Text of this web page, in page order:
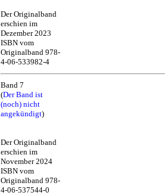
Der Originalband
erschien im
Dezember 2023
ISBN vom
Originalband 978-
4-06-533982-4
Band 7
(Der Band ist
(noch) nicht
angekündigt)
Der Originalband
erschien im
November 2024
ISBN vom
Originalband 978-
4-06-537544-0